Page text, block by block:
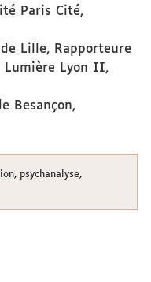
Paris Cité,
Lille, Rapporteure
Lumière Lyon II,
Besançon,
psychanalyse,